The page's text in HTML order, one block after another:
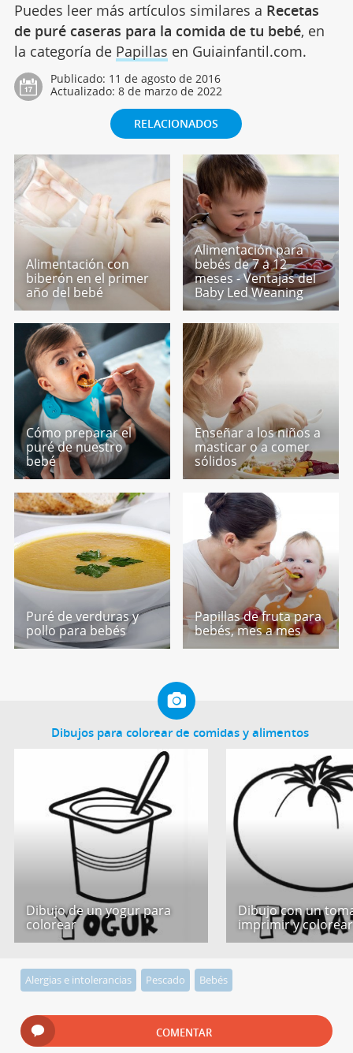
Puedes leer más artículos similares a Recetas
de puré caseras para la comida de tu bebé, en
la categoría de Papillas en Guiainfantil.com.
Publicado: 11 de agosto de 2016
Actualizado: 8 de marzo de 2022
RELACIONADOS
Alimentación con
biberón en el primer
año del bebé
Alimentación para
bebés de 7 a 12
meses - Ventajas del
Baby Led Weaning
Cómo preparar el
puré de nuestro
bebé
Enseñar a los niños a
masticar o a comer
sólidos
Puré de verduras y
pollo para bebés
Papillas de fruta para
bebés, mes a mes
Dibujos para colorear de comidas y alimentos
Dibujo de un yogur para
colorear
Dibujo con un
imprimir y colorear
Alergias e intolerancias Pescado Bebés
COMENTAR